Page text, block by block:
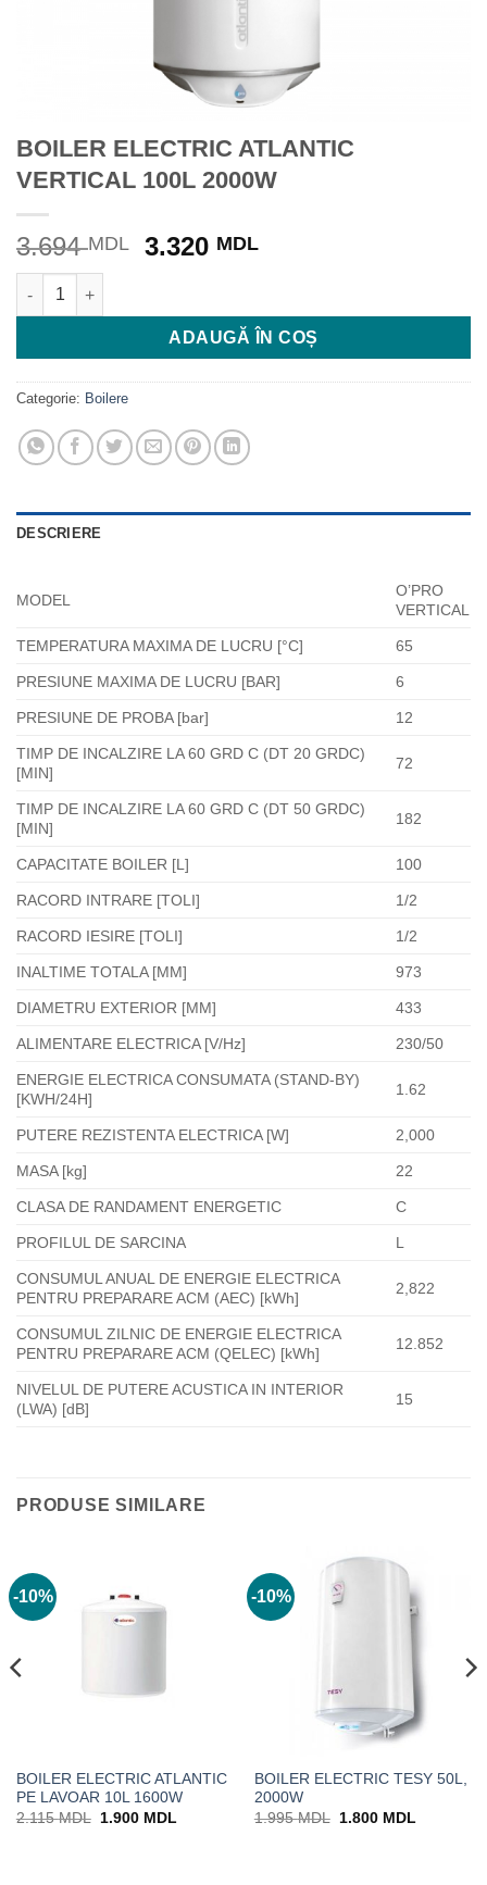
BOILER ELECTRIC ATLANTIC
VERTICAL 100L 2000W
3.694MDL
Prețul
fost:
3.694 MDL.
3.320 MDLPrețul
3.320 MDL.
Cantitate BOILER ELECTRIC ATLANTIC VERTICAL 100L 2000W
ADAUGĂ ÎN COȘ
Categorie: Boilere
DESCRIERE
MODEL
O’PRO
VERTICAL
TEMPERATURA MAXIMA DE LUCRU [°C] 65
PRESIUNE MAXIMA DE LUCRU [BAR] 6
PRESIUNE DE PROBA [bar] 12
TIMP DE INCALZIRE LA 60 GRD C (DT 20 GRDC)
[MIN]
72
TIMP DE INCALZIRE LA 60 GRD C (DT 50 GRDC)
[MIN]
182
CAPACITATE BOILER [L] 100
RACORD INTRARE [TOLI] 1/2
RACORD IESIRE [TOLI] 1/2
INALTIME TOTALA [MM] 973
DIAMETRU EXTERIOR [MM] 433
ALIMENTARE ELECTRICA [V/Hz] 230/50
ENERGIE ELECTRICA CONSUMATA (STAND-BY)
[KWH/24H]
1.62
PUTERE REZISTENTA ELECTRICA [W] 2,000
MASA [kg] 22
CLASA DE RANDAMENT ENERGETIC C
PROFILUL DE SARCINA L
CONSUMUL ANUAL DE ENERGIE ELECTRICA
PENTRU PREPARARE ACM (AEC) [kWh]
2,822
CONSUMUL ZILNIC DE ENERGIE ELECTRICA
PENTRU PREPARARE ACM (QELEC) [kWh]
12.852
NIVELUL DE PUTERE ACUSTICA IN INTERIOR
(LWA) [dB]
15
PRODUSE SIMILARE
-10%
BOILER ELECTRIC ATLANTIC
PE LAVOAR 10L 1600W
2.115MDL
Prețul
1.900 MDL
-10%
BOILER ELECTRIC TESY 50L,
2000W
1.995MDL
Prețul
1.800 MDL